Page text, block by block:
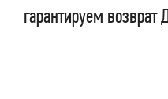
гарантируем возврат